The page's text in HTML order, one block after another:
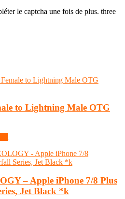
le captcha une fois de plus. three
to Lightning Male OTG
– Apple iPhone 7/8 Plus
Jet Black *k